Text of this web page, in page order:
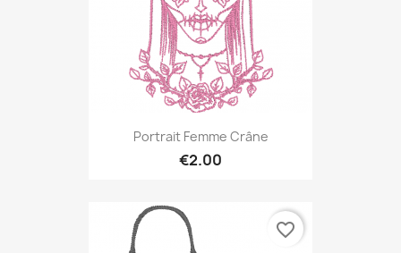
Portrait Femme Crâne
€2.00
favorite_border